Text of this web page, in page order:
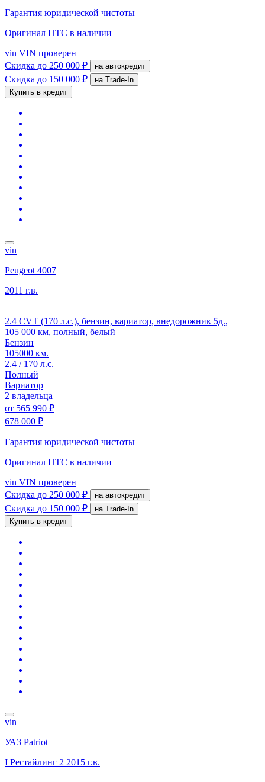
Гарантия юридической чистоты
Оригинал ПТС в наличии
vin VIN проверен
Скидка до 250 000 ₽ на автокредит
Скидка до 150 000 ₽
на Trade-In
Купить в кредит
vin
Peugeot 4007
2011 г.в.
2.4 CVT (170 л.с.), бензин, вариатор, внедорожник 5д.,
105 000 км, полный, белый
Бензин
105000 км.
2.4 / 170 л.с.
Полный
Вариатор
2 владельца
от 565 990 ₽
678 000 ₽
Гарантия юридической чистоты
Оригинал ПТС в наличии
vin VIN проверен
Скидка до 250 000 ₽ на автокредит
Скидка до 150 000 ₽
на Trade-In
Купить в кредит
vin
УАЗ Patriot
I Рестайлинг 2 2015 г.в.